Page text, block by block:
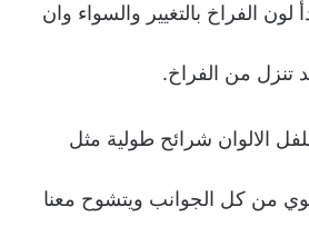
لون الفراخ بالتغيير والسواء وان
تنزل من الفراخ.
الالوان شرائح طولية مثل
من كل الجوانب ويتشوح معنا